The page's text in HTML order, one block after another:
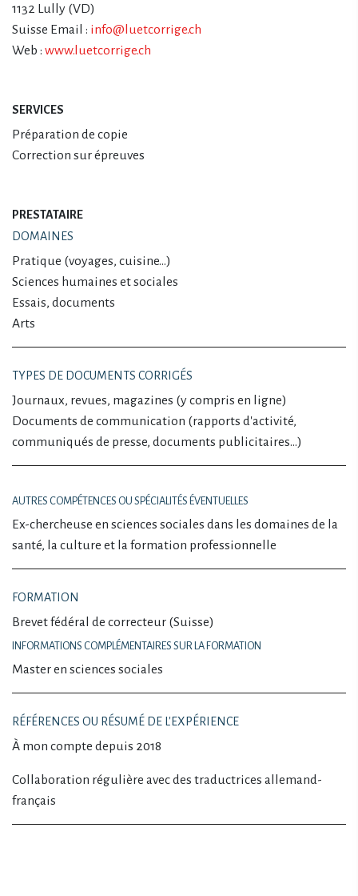
1132 Lully (VD)
Suisse Email : info@luetcorrige.ch
Web : www.luetcorrige.ch
SERVICES
Préparation de copie
Correction sur épreuves
PRESTATAIRE
DOMAINES
Pratique (voyages, cuisine…)
Sciences humaines et sociales
Essais, documents
Arts
TYPES DE DOCUMENTS CORRIGÉS
Journaux, revues, magazines (y compris en ligne)
Documents de communication (rapports d'activité,
communiqués de presse, documents publicitaires…)
AUTRES COMPÉTENCES OU SPÉCIALITÉS ÉVENTUELLES
Ex-chercheuse en sciences sociales dans les domaines de la
santé, la culture et la formation professionnelle
FORMATION
Brevet fédéral de correcteur (Suisse)
INFORMATIONS COMPLÉMENTAIRES SUR LA FORMATION
Master en sciences sociales
RÉFÉRENCES OU RÉSUMÉ DE L'EXPÉRIENCE
À mon compte depuis 2018
Collaboration régulière avec des traductrices allemand-
français